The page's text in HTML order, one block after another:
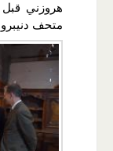
هروزني قبل
متحف